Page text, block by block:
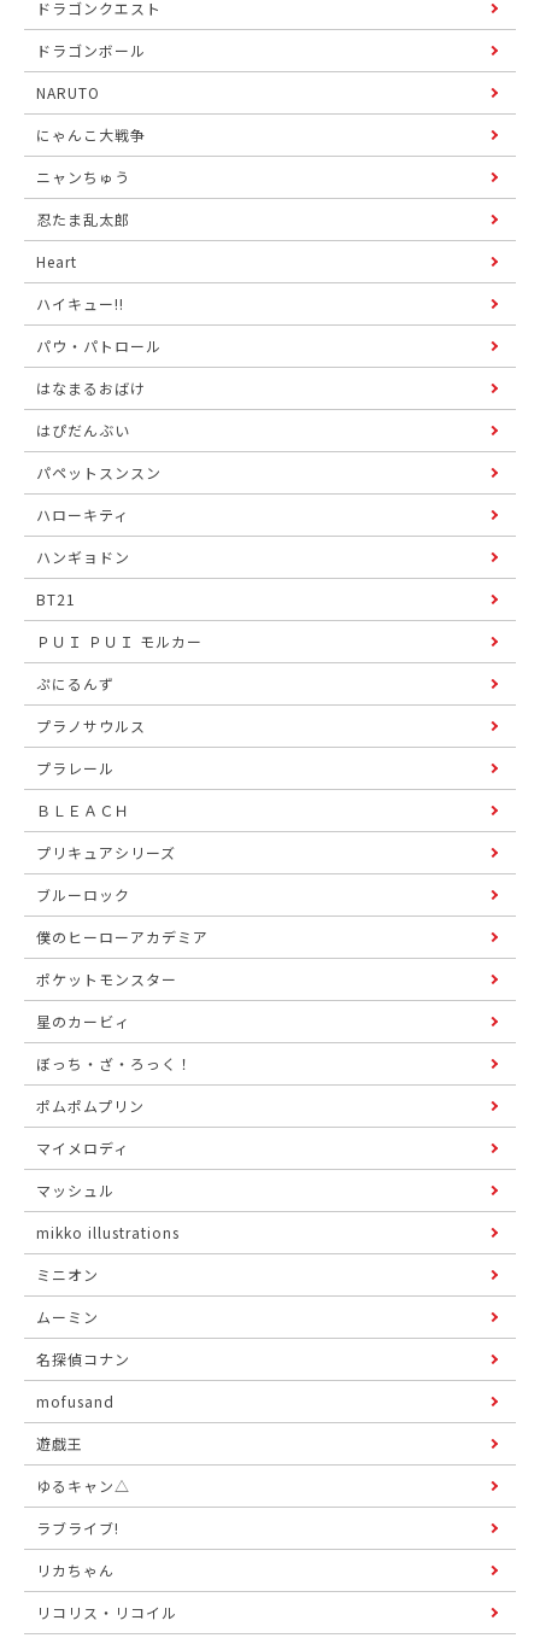
ドラゴンクエスト
ドラゴンボール
NARUTO
にゃんこ大戦争
ニャンちゅう
忍たま乱太郎
Heart
ハイキュー!!
パウ・パトロール
はなまるおばけ
はぴだんぶい
パペットスンスン
ハローキティ
ハンギョドン
BT21
ＰＵＩ ＰＵＩ モルカー
ぷにるんず
プラノサウルス
プラレール
ＢＬＥＡＣＨ
プリキュアシリーズ
ブルーロック
僕のヒーローアカデミア
ポケットモンスター
星のカービィ
ぼっち・ざ・ろっく！
ポムポムプリン
マイメロディ
マッシュル
mikko illustrations
ミニオン
ムーミン
名探偵コナン
mofusand
遊戯王
ゆるキャン△
ラブライブ!
リカちゃん
リコリス・リコイル